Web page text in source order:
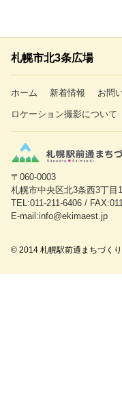
札幌市北3条広場
ホーム 新着情報 お問
ロケーション撮影について
〒060-0003
札幌市中央区北3条西3丁
TEL:011-211-6406 /
E-mail:info@ekimaest.jp
© 2014 札幌駅前通まちづく